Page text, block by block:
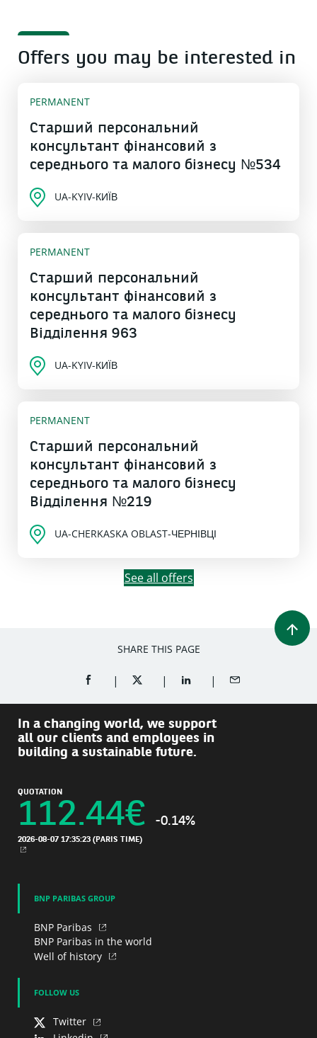
Offers you may be interested in
PERMANENT
Старший персональний
консультант фінансовий з
середнього та малого бізнесу №534
UA-KYIV-КИЇВ
PERMANENT
Старший персональний
консультант фінансовий з
середнього та малого бізнесу
Відділення 963
UA-KYIV-КИЇВ
PERMANENT
Старший персональний
консультант фінансовий з
середнього та малого бізнесу
Відділення №219
UA-CHERKASKA OBLAST-ЧЕРНІВЦІ
See all offers
SHARE THIS PAGE
SHARE ON FACEBOOK (OPENS A NEW WINDOW)
SHARE ON TWITTER (OPENS A NEW
SHARE ON LINKEDIN
SHARE BY EMAIL
In a changing world, we support
all our clients and employees in
building a sustainable future.
QUOTATION
112.44€ -0.14%
2026-08-07 17:35:23 (PARIS TIME)
NEW WINDOW
BNP PARIBAS GROUP
BNP Paribas
BNP Paribas in the world
Well of history
FOLLOW US
Twitter